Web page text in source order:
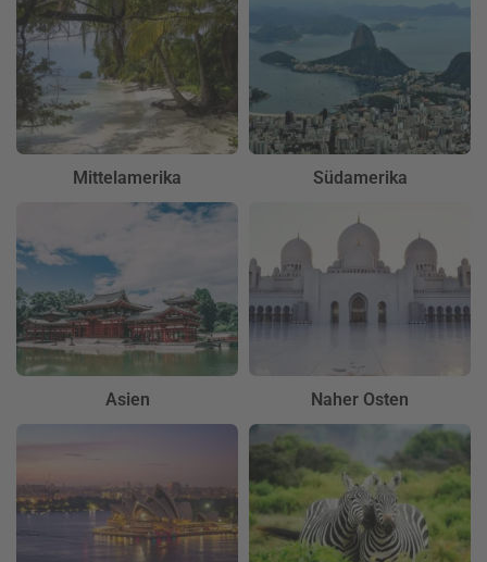
Mittelamerika Südamerika
Asien Naher Osten